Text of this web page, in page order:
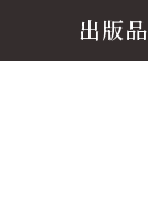
出版品